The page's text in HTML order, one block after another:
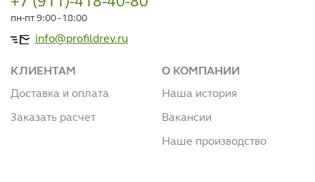
пн-пт 9:00 - 18:00
info@profildrev.ru
КЛИЕНТАМ
Доставка и оплата
Заказать расчет
О КОМПАНИИ
Наша история
Вакансии
Наше производство